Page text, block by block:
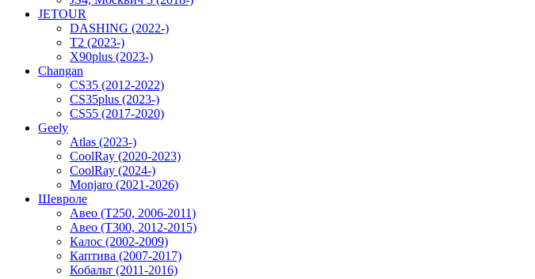
JETOUR
DASHING (2022-)
T2 (2023-)
X90plus (2023-)
Changan
CS35 (2012-2022)
CS35plus (2023-)
CS55 (2017-2020)
Geely
Atlas (2023-)
CoolRay (2020-2023)
CoolRay (2024-)
Monjaro (2021-2026)
Шевроле
Авео (T250, 2006-2011)
Авео (T300, 2012-2015)
Калос (2002-2009)
Каптива (2007-2017)
Кобальт (2011-2016)